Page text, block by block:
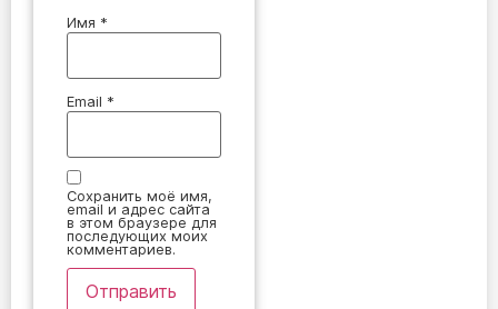
Имя *
Email *
Сохранить моё имя,
email и адрес сайта
в этом браузере для
последующих моих
комментариев.